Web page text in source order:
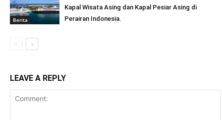
Berita
Kapal Wisata Asing dan Kapal Pesiar Asing di
Perairan Indonesia.
LEAVE A REPLY